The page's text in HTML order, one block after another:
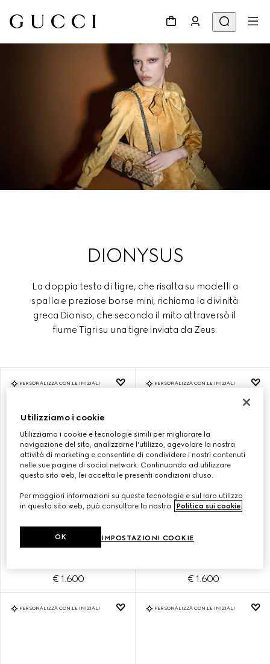
DIONYSUS
La doppia testa di tigre, che risalta su modelli a
spalla e preziose borse mini, richiama la divinità
greca Dioniso, che secondo il mito attraversò il
fiume Tigri su una tigre inviata da Zeus.
PERSONALIZZA CON LE INIZIALI
MISURA PICCOLA
€ 1.600
PERSONALIZZA CON LE INIZIALI
MISURA PICCOLA
€ 1.600
PERSONALIZZA CON LE INIZIALI PERSONALIZZA CON LE INIZIALI
Utilizziamo i cookie
Utilizziamo i cookie e tecnologie simili per migliorare la
navigazione del sito, analizzarne l'utilizzo, agevolare la nostra
attività di marketing e consentirle di condividere i nostri contenuti
nelle sue pagine di social network. Continuando ad utilizzare
questo sito web, lei accetta le presenti condizioni d'uso.
Per maggiori informazioni su queste tecnologie e sul loro utilizzo
in questo sito web, può consultare la nostra
Politica sui cookie
IMPOSTAZIONI COOKIE
OK